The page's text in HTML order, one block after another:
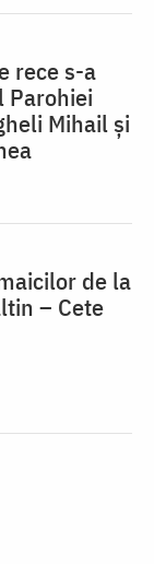
rece s-a
Parohiei
Mihail și
de la
– Cete